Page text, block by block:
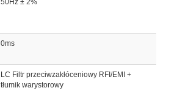
0ms
LC Filtr przeciwzakłóceniowy RFI/EMI +
tłumik warystorowy